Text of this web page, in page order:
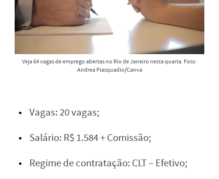
Veja 64 vagas de emprego abertas no Rio de Janeiro nesta quarta. Foto:
Andrea Piacquadio/Canva
Vagas: 20 vagas;
Salário: R$ 1.584 + Comissão;
Regime de contratação: CLT – Efetivo;